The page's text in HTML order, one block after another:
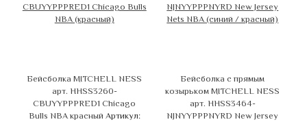
Бейсболка MITCHELL NESS
арт. HHSS3260-
CBUYYPPPRED1 Chicago
Bulls NBA красный Артикул:
Бейсболка с прямым
козырьком MITCHELL NESS
арт. HHSS3464-
NJNYYPPPNYRD New Jersey